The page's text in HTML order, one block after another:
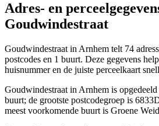
Adres- en
Goudwindestraat
Goudwindestraat in Arnhem telt 74
postcodes en 1 buurt. Deze gegevens
huisnummer en de juiste perceelkaart
Goudwindestraat in Arnhem is opgedeeld
buurt; de grootste postcodegroep is
meest voorkomende buurt is Groene